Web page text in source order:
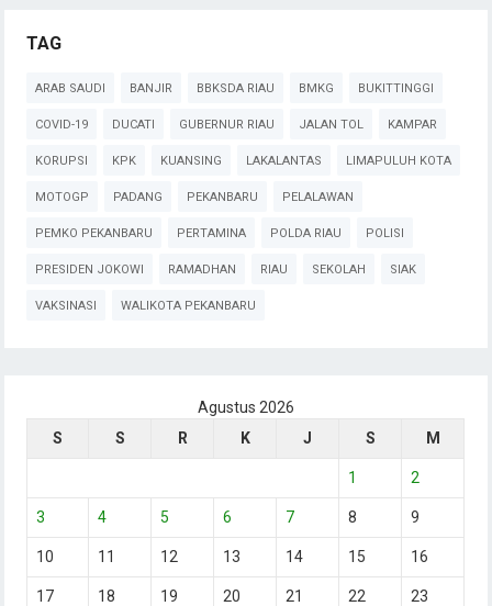
TAG
ARAB SAUDI BANJIR BBKSDA RIAU BMKG BUKITTINGGI
COVID-19 DUCATI GUBERNUR RIAU JALAN TOL KAMPAR
KORUPSI KPK KUANSING LAKALANTAS LIMAPULUH KOTA
MOTOGP PADANG PEKANBARU PELALAWAN
PEMKO PEKANBARU PERTAMINA POLDA RIAU POLISI
PRESIDEN JOKOWI RAMADHAN RIAU SEKOLAH SIAK
VAKSINASI WALIKOTA PEKANBARU
Agustus 2026
S
S R K J S M
1 2
3 4 5 6 7 8 9
10 11 12 13 14 15 16
17 18 19 20 21 22 23